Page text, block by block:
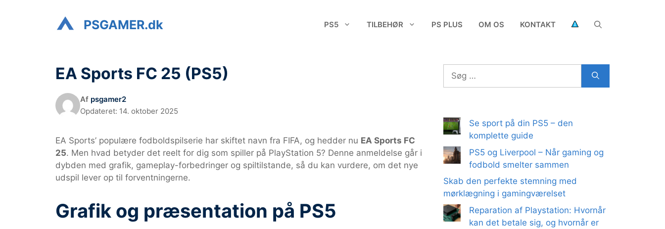
PSGAMER.dk PS5 TILBEHØR PS PLUS OM OS KONTAKT
EA Sports FC 25 (PS5)
Af psgamer2
Opdateret: 14. oktober 2025
EA Sports’ populære fodboldspilserie har skiftet navn fra FIFA, og hedder nu EA Sports FC
25. Men hvad betyder det reelt for dig som spiller på PlayStation 5? Denne anmeldelse går i
dybden med grafik, gameplay-forbedringer og spiltilstande, så du kan vurdere, om det nye
udspil lever op til forventningerne.
Grafik og præsentation på PS5
Søg
efter:
Se sport på din PS5 – den
komplette guide
PS5 og Liverpool – Når gaming og
fodbold smelter sammen
Skab den perfekte stemning med
mørklægning i gamingværelset
Reparation af Playstation: Hvornår
kan det betale sig, og hvornår er